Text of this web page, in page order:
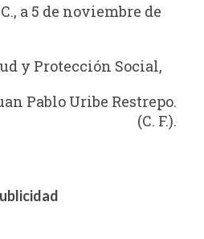
a 5 de noviembre de
y Protección Social,
Pablo Uribe Restrepo.
(C. F.).